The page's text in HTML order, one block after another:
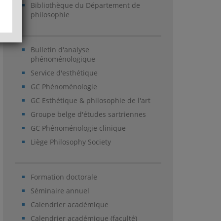
Bibliothèque du Département de
philosophie
Bulletin d'analyse
phénoménologique
Service d'esthétique
GC Phénoménologie
GC Esthétique & philosophie de l'art
Groupe belge d'études sartriennes
GC Phénoménologie clinique
Liège Philosophy Society
Formation doctorale
Séminaire annuel
Calendrier académique
Calendrier académique (faculté)